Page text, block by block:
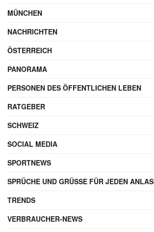
MÜNCHEN
NACHRICHTEN
ÖSTERREICH
PANORAMA
PERSONEN DES ÖFFENTLICHEN LEBEN
RATGEBER
SCHWEIZ
SOCIAL MEDIA
SPORTNEWS
SPRÜCHE UND GRÜSSE FÜR JEDEN ANLASS
TRENDS
VERBRAUCHER-NEWS